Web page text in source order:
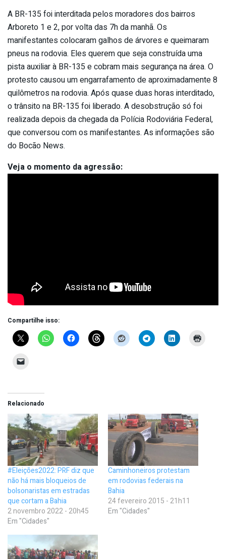
A BR-135 foi interditada pelos moradores dos bairros
Arboreto 1 e 2, por volta das 7h da manhã. Os
manifestantes colocaram galhos de árvores e queimaram
pneus na rodovia. Eles querem que seja construída uma
pista auxiliar à BR-135 e cobram mais segurança na área. O
protesto causou um engarrafamento de aproximadamente 8
quilômetros na rodovia. Após quase duas horas interditado,
o trânsito na BR-135 foi liberado. A desobstrução só foi
realizada depois da chegada da Polícia Rodoviária Federal,
que conversou com os manifestantes. As informações são
do Bocão News.
Veja o momento da agressão:
Compartilhe isso:
Relacionado
#Eleições2022: PRF diz que
não há mais bloqueios de
bolsonaristas em estradas
que cortam a Bahia
2 novembro 2022 - 20h45
Em "Cidades"
Caminhoneiros protestam
em rodovias federais na
Bahia
24 fevereiro 2015 - 21h11
Em "Cidades"